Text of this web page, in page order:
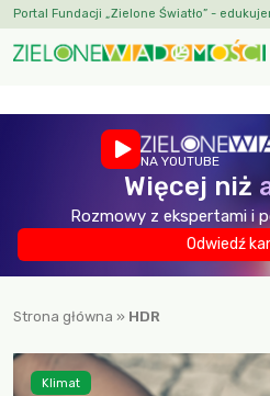
Portal Fundacji „Zielone Światło” -
NA YOUTUBE
Więcej niż
Rozmowy z ekspertami i
Odwiedź
Strona główna » HDR
Klimat